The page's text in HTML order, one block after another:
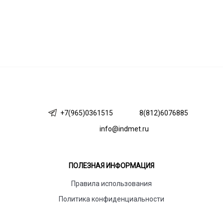
+7(965)0361515
8(812)6076885
info@indmet.ru
ПОЛЕЗНАЯ ИНФОРМАЦИЯ
Правила использования
Политика конфиденциальности